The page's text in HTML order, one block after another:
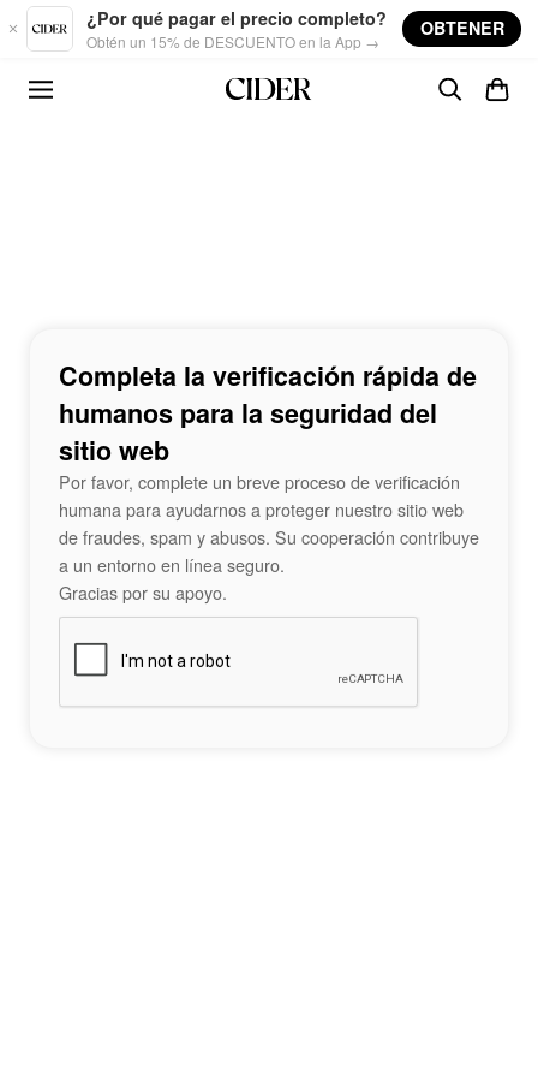
Skip to main content
¿Por qué pagar el precio completo?
Obtén un 15% de DESCUENTO en la App →
OBTENER
Completa la verificación rápida de
humanos para la seguridad del
sitio web
Por favor, complete un breve proceso de verificación
humana para ayudarnos a proteger nuestro sitio web
de fraudes, spam y abusos. Su cooperación contribuye
a un entorno en línea seguro.
Gracias por su apoyo.